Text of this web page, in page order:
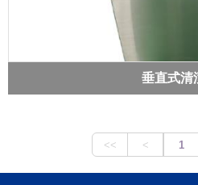
垂直式清